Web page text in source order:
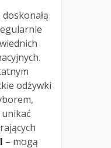
odżywki
– mogą